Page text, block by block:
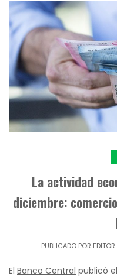
La actividad
diciembre:
PUBLICADO POR EDITOR
El Banco Central publicó el